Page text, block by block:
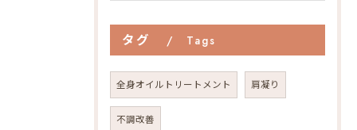
タグ Tags
全身オイルトリートメント 肩凝り
不調改善